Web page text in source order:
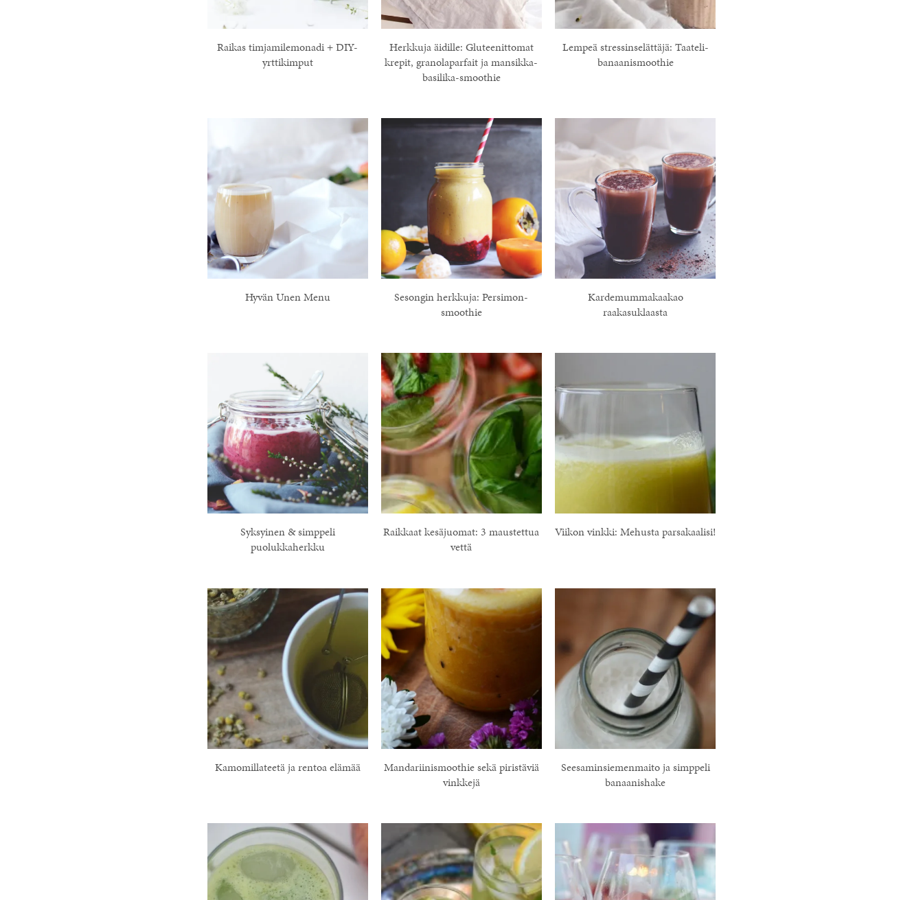
Raikas timjamilemonadi + DIY-
yrttikimput
Herkkuja äidille: Gluteenittomat
krepit, granolaparfait ja mansikka-
basilika-smoothie
Lempeä stressinselättäjä: Taateli-
banaanismoothie
Hyvän Unen Menu
Sesongin herkkuja: Persimon-
smoothie
Kardemummakaakao
raakasuklaasta
Syksyinen & simppeli
puolukkaherkku
Raikkaat kesäjuomat: 3 maustettua
vettä
Viikon vinkki: Mehusta parsakaalisi!
Kamomillateetä ja rentoa elämää
Mandariinismoothie sekä piristäviä
vinkkejä
Seesaminsiemenmaito ja simppeli
banaanishake